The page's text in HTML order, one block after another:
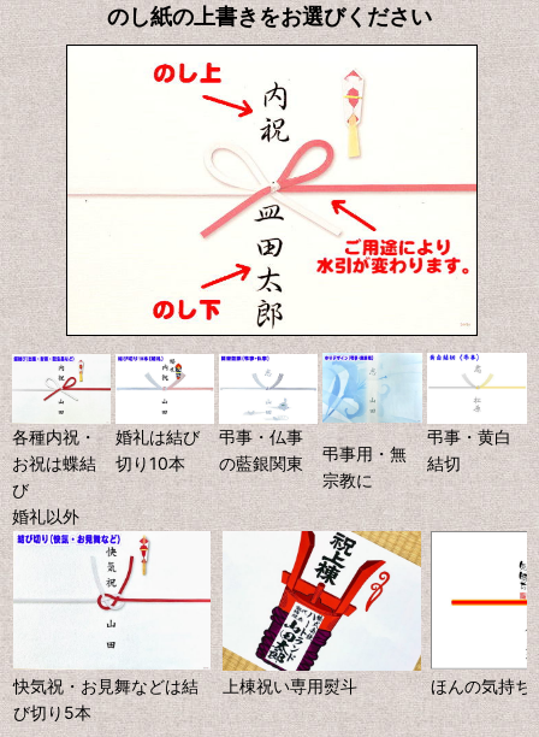
のし紙の上書きをお選びください
各種内祝・
お祝は蝶結
び
婚礼以外
婚礼は結び
切り10本
弔事・仏事
の藍銀関東
弔事用・無
宗教に
弔事・黄白
結切
快気祝・お見舞などは結
び切り5本
上棟祝い専用熨斗 ほんの気持ち